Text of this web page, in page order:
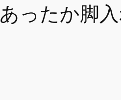
ったか脚